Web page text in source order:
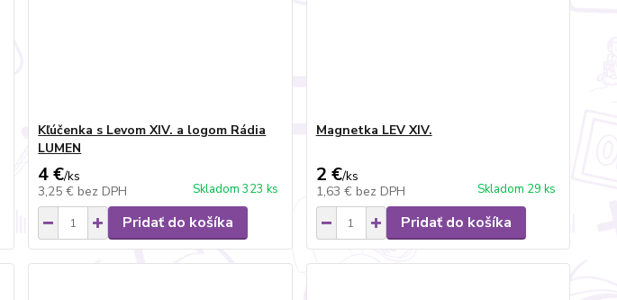
Kľúčenka s Levom XIV. a logom Rádia
LUMEN
4 €/ks
3,25 € bez DPH Skladom 323 ks
Pridať do košíka
Magnetka LEV XIV.
2 €/ks
1,63 € bez DPH Skladom 29 ks
Pridať do košíka